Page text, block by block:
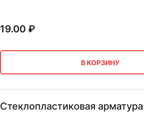
19.00₽
В КОРЗИНУ
Стеклопластиковая